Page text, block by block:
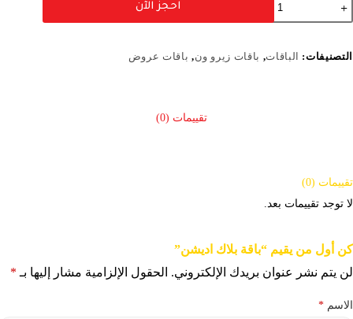
احجز الآن
التصنيفات: الباقات, باقات زيرو ون, باقات عروض
كن أول من يقيم “باقة بلاك اديشن”
لن يتم نشر عنوان بريدك الإلكتروني. الحقول الإلزامية مشار إليها بـ *
الاسم *